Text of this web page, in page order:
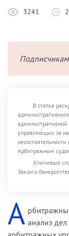
3241
Подписчикам
В статье
административной
управляющих за
Арбитражным
Ключевые
Закон о
А анализ